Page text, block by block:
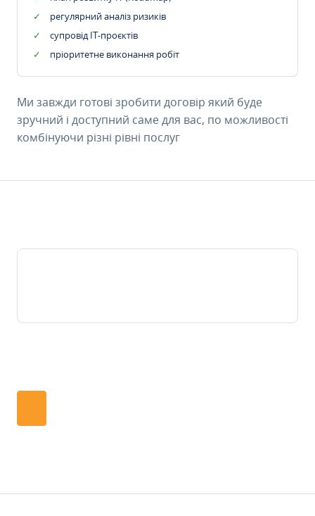
регулярний аналіз ризиків
супровід ІТ-проєктів
пріоритетне виконання робіт
Ми завжди готові зробити договір який буде
зручний і доступний саме для вас, по можливості
комбінуючи різні рівні послуг